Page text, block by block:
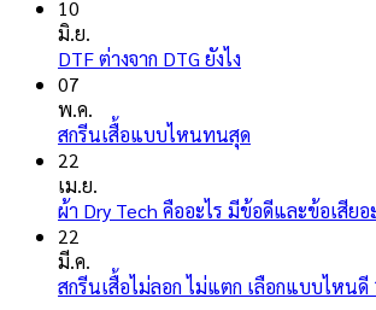
บน
ลาย
ช่างไฟ
10
มิ.ย.
DTF ต่างจาก DTG ยังไง
บน
จาก
ไง
07
พ.ค.
สกรีนเสื้อแบบไหนทนสุด
บน
แบบ
22
เม.ย.
ผ้า Dry Tech คืออะไร มีข้อดีและข้อเสียอ
22
มี.ค.
สกรีนเสื้อไม่ลอก ไม่แตก เลือกแบบไหนดี